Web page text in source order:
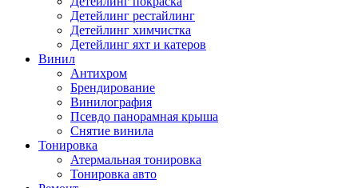
Детейлинг рестайлинг
Детейлинг химчистка
Детейлинг яхт и катеров
Винил
Антихром
Брендирование
Винилография
Псевдо панорамная крыша
Снятие винила
Тонировка
Атермальная тонировка
Тонировка авто